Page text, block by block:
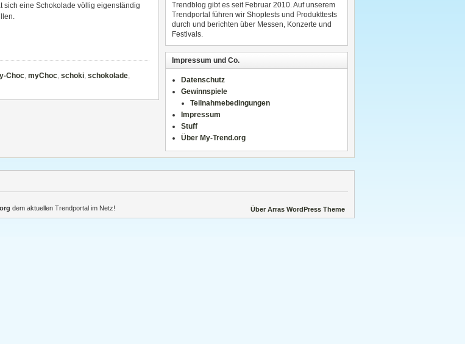
sich eine Schokolade völlig eigenständig
Choc, myChoc, schoki, schokolade,
Trendblog gibt es seit Februar 2010. Auf unserem
Trendportal führen wir Shoptests und Produkttests
durch und berichten über Messen, Konzerte und
Festivals.
Impressum und Co.
Datenschutz
Gewinnspiele
Teilnahmebedingungen
Impressum
Stuff
Über My-Trend.org
Über Arras WordPress Theme
dem aktuellen Trendportal im Netz!